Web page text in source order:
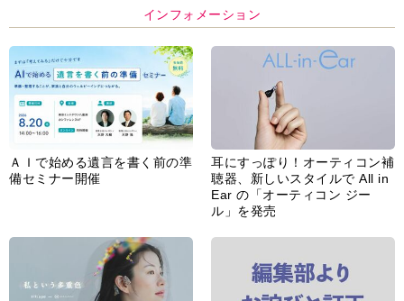
ープンイヤー型イヤホン
「kikippa イヤホン
いてのお詫びと訂正
あなたのペット自慢を教えてく
【編集部より】公式アドレスの
不正利用について
インフォメーション一覧